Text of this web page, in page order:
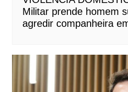
Militar prende homem
agredir companheira